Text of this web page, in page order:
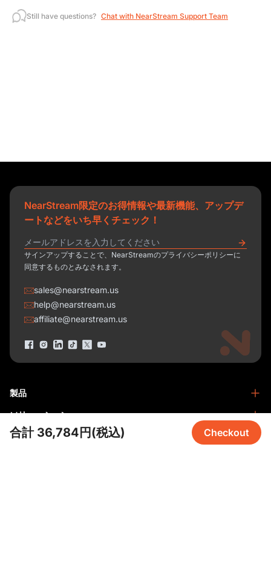
Still have questions? Chat with NearStream Support Team
製品
NearStream VM33
NearStream VM46
ソリューション
ポッドキャスト
リソース
NearStream限定のお得情報や最新機能、アップデ
ートなどをいち早くチェック！
サインアップすることで、NearStreamのプライバシーポリシーに
同意するものとみなされます。
sales@nearstream.us
help@nearstream.us
affiliate@nearstream.us
合計 36,784円(税込) Checkout